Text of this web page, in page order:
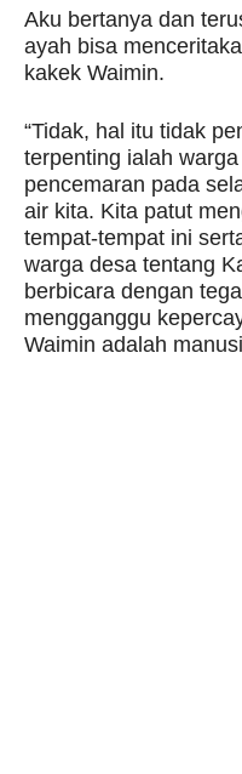
Aku bertanya dan
ayah bisa
kakek Waimin.
“Tidak, hal itu tidak
terpenting ialah
pencemaran pada
air kita. Kita patut
tempat-tempat ini
warga desa tentang
berbicara dengan
mengganggu
Waimin adalah